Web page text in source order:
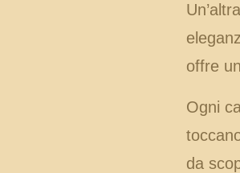
offre
Ogni
da